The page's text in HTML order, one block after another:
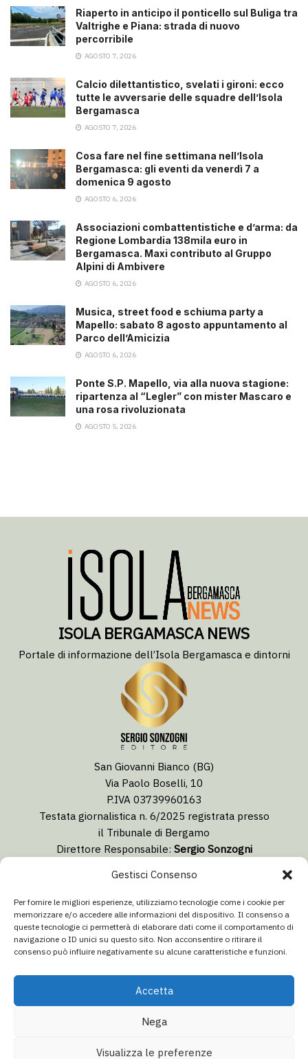
Gestisci Consenso
Per fornire le migliori esperienze, utilizziamo tecnologie come i cookie per
memorizzare e/o accedere alle informazioni del dispositivo. Il consenso a
queste tecnologie ci permetterà di elaborare dati come il comportamento di
navigazione o ID unici su questo sito. Non acconsentire o ritirare il
consenso può influire negativamente su alcune caratteristiche e funzioni.
Accetta
Nega
Visualizza le preferenze
Riaperto in anticipo il ponticello sul Buliga tra
Valtrighe e Piana: strada di nuovo
percorribile
AGOSTO 7, 2026
Calcio dilettantistico, svelati i gironi: ecco
tutte le avversarie delle squadre dell’Isola
Bergamasca
AGOSTO 7, 2026
Cosa fare nel fine settimana nell’Isola
Bergamasca: gli eventi da venerdì 7 a
domenica 9 agosto
AGOSTO 6, 2026
Associazioni combattentistiche e d’arma: da
Regione Lombardia 138mila euro in
Bergamasca. Maxi contributo al Gruppo
Alpini di Ambivere
AGOSTO 6, 2026
Musica, street food e schiuma party a
Mapello: sabato 8 agosto appuntamento al
Parco dell’Amicizia
AGOSTO 6, 2026
Ponte S.P. Mapello, via alla nuova stagione:
ripartenza al “Legler” con mister Mascaro e
una rosa rivoluzionata
AGOSTO 5, 2026
ISOLA BERGAMASCA NEWS
Portale di informazione dell’Isola Bergamasca e dintorni
San Giovanni Bianco (BG)
Via Paolo Boselli, 10
P.IVA 03739960163
Testata giornalistica n. 6/2025 registrata presso
il Tribunale di Bergamo
Direttore Responsabile: Sergio Sonzogni
redazione@isolabergamascanews.it
info@italiacommunication.com
Telefono: 0345 41834
© 2026 Isola Bergamasca News - Tutti i diritti riservati